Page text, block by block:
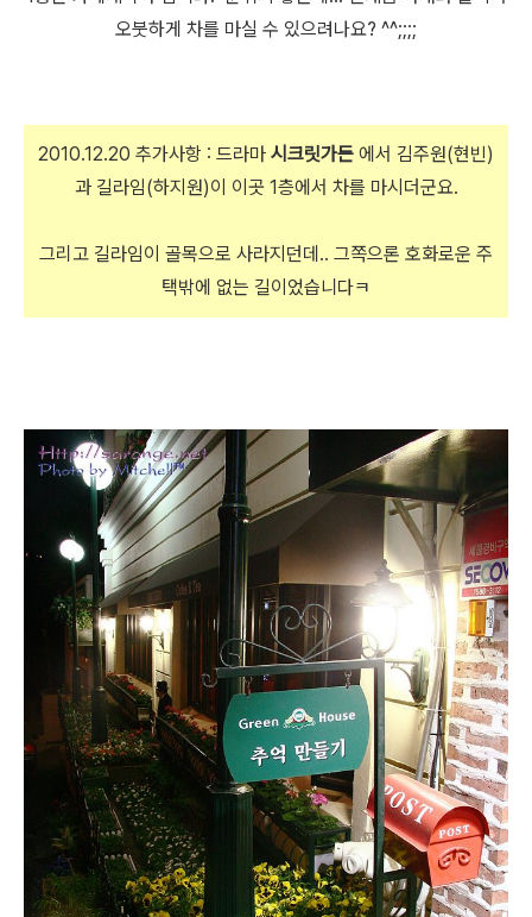
오붓하게 차를 마실 수 있으려나요? ^^;;;;
2010.12.20 추가사항 : 드라마 시크릿가든 에서 김주원(현빈)
과 길라임(하지원)이 이곳 1층에서 차를 마시더군요.
그리고 길라임이 골목으로 사라지던데.. 그쪽으론 호화로운 주
택밖에 없는 길이었습니다ㅋ